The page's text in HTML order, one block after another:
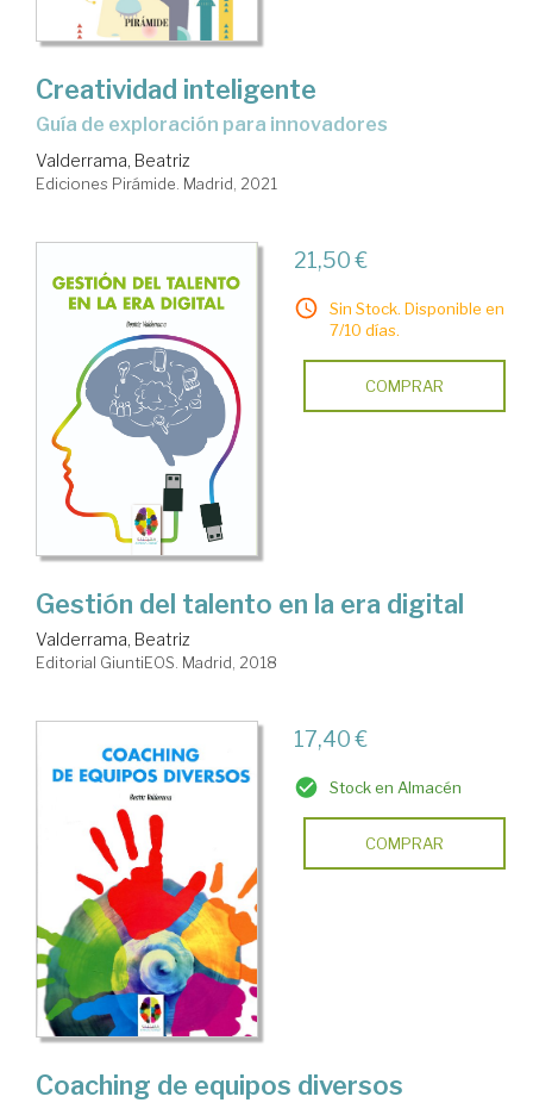
Creatividad inteligente
Guía de exploración para innovadores
Valderrama, Beatriz
Ediciones Pirámide. Madrid, 2021
21,50 €
Sin Stock. Disponible en
7/10 días.
COMPRAR
Gestión del talento en la era digital
Valderrama, Beatriz
Editorial GiuntiEOS. Madrid, 2018
17,40 €
Stock en Almacén
COMPRAR
Coaching de equipos diversos